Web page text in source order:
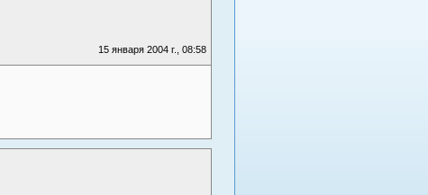
15 января 2004 г., 08:58